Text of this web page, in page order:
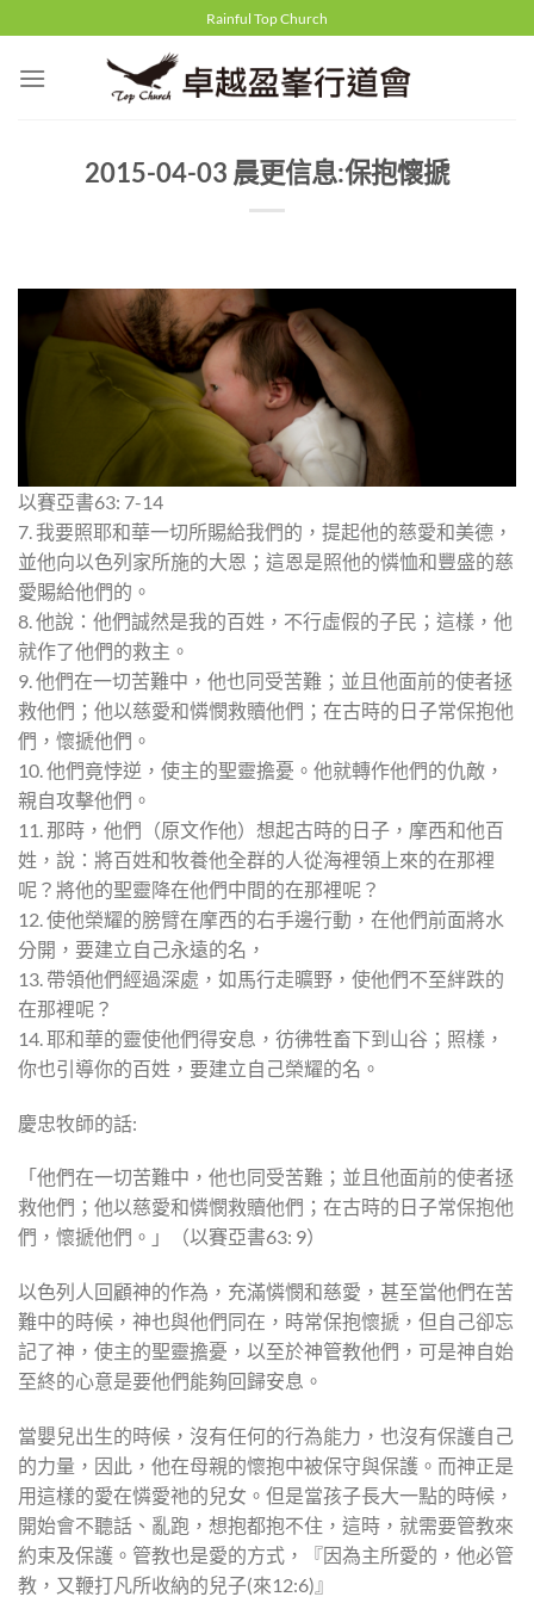
to
content
Rainful Top Church
2015-04-03 晨更信息:保抱懷搋
以賽亞書63: 7-14
7. 我要照耶和華一切所賜給我們的，提起他的慈愛和美德，
並他向以色列家所施的大恩；這恩是照他的憐恤和豐盛的慈
愛賜給他們的。
8. 他說：他們誠然是我的百姓，不行虛假的子民；這樣，他
就作了他們的救主。
9. 他們在一切苦難中，他也同受苦難；並且他面前的使者拯
救他們；他以慈愛和憐憫救贖他們；在古時的日子常保抱他
們，懷搋他們。
10. 他們竟悖逆，使主的聖靈擔憂。他就轉作他們的仇敵，
親自攻擊他們。
11. 那時，他們（原文作他）想起古時的日子，摩西和他百
姓，說：將百姓和牧養他全群的人從海裡領上來的在那裡
呢？將他的聖靈降在他們中間的在那裡呢？
12. 使他榮耀的膀臂在摩西的右手邊行動，在他們前面將水
分開，要建立自己永遠的名，
13. 帶領他們經過深處，如馬行走曠野，使他們不至絆跌的
在那裡呢？
14. 耶和華的靈使他們得安息，彷彿牲畜下到山谷；照樣，
你也引導你的百姓，要建立自己榮耀的名。
慶忠牧師的話:
「他們在一切苦難中，他也同受苦難；並且他面前的使者拯
救他們；他以慈愛和憐憫救贖他們；在古時的日子常保抱他
們，懷搋他們。」（以賽亞書63: 9）
以色列人回顧神的作為，充滿憐憫和慈愛，甚至當他們在苦
難中的時候，神也與他們同在，時常保抱懷搋，但自己卻忘
記了神，使主的聖靈擔憂，以至於神管教他們，可是神自始
至終的心意是要他們能夠回歸安息。
當嬰兒出生的時候，沒有任何的行為能力，也沒有保護自己
的力量，因此，他在母親的懷抱中被保守與保護。而神正是
用這樣的愛在憐愛祂的兒女。但是當孩子長大一點的時候，
開始會不聽話、亂跑，想抱都抱不住，這時，就需要管教來
約束及保護。管教也是愛的方式，『因為主所愛的，他必管
教，又鞭打凡所收納的兒子(來12:6)』